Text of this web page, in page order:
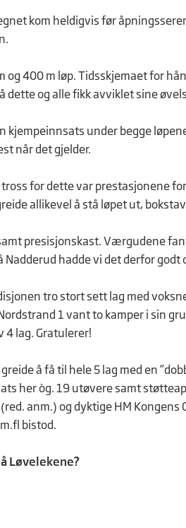
kom heldigvis før
400 m løp. Tidsskjemaet for
og alle fikk avviklet sine
kjempeinnsats under begge
når det gjelder.
for dette var prestasjonene
allikevel å stå løpet ut,
presisjonskast. Værgudene
Nadderud hadde vi det derfor godt
tro stort sett lag med
1 vant to kamper i sin
4 lag. Gratulerer!
å få til hele 5 lag med en
her òg. 19 utøvere samt
anm.) og dyktige HM Kongens
bistod.
Løvelekene?